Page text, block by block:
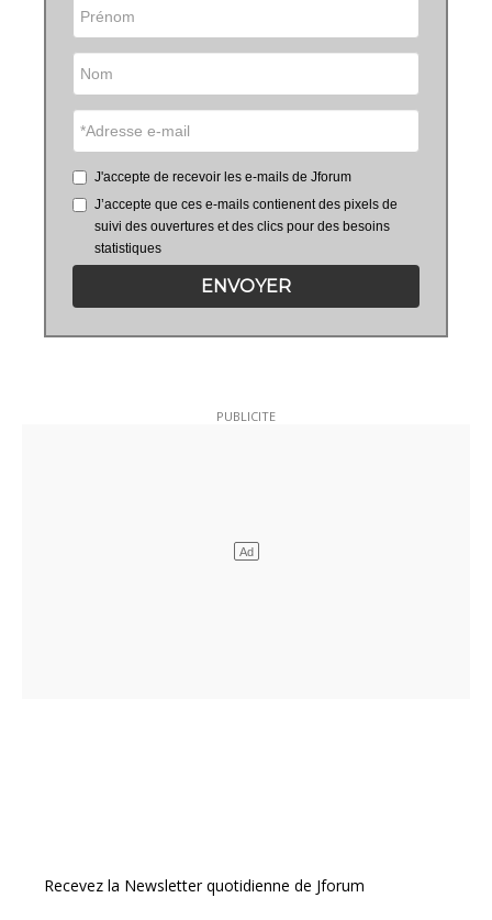
J'accepte de recevoir les e-mails de Jforum
J’accepte que ces e-mails contienent des pixels de
suivi des ouvertures et des clics pour des besoins
statistiques
ENVOYER
Recevez la Newsletter quotidienne de Jforum